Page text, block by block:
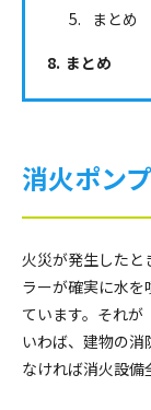
まとめ
まとめ
消火ポン
火災が発生した
ラーが確実に水を
ています。それが
いわば、建物の消
なければ消火設備